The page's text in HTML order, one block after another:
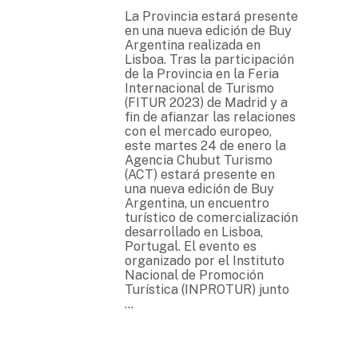
La Provincia estará presente
en una nueva edición de Buy
Argentina realizada en
Lisboa. Tras la participación
de la Provincia en la Feria
Internacional de Turismo
(FITUR 2023) de Madrid y a
fin de afianzar las relaciones
con el mercado europeo,
este martes 24 de enero la
Agencia Chubut Turismo
(ACT) estará presente en
una nueva edición de Buy
Argentina, un encuentro
turístico de comercialización
desarrollado en Lisboa,
Portugal. El evento es
organizado por el Instituto
Nacional de Promoción
Turística (INPROTUR) junto